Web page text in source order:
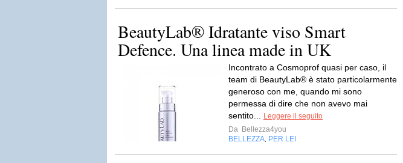
BeautyLab® Idratante viso Smart
Defence. Una linea made in UK
Incontrato a Cosmoprof quasi per caso, il
team di BeautyLab® è stato particolarmente
generoso con me, quando mi sono
permessa di dire che non avevo mai
sentito...
Leggere il seguito
Da Bellezza4you
BELLEZZA PER LEI